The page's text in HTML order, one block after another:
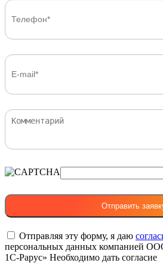
Отправляя эту форму, я даю
персональных данных компанией
1С-Рарус» Необходимо дать согласие